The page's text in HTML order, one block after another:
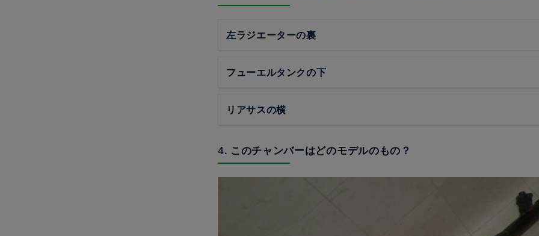
左ラジエーターの裏
フューエルタンクの下
リアサスの横
4. このチャンバーはどのモデルのもの？